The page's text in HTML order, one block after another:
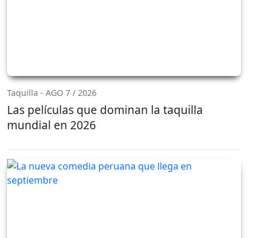
Taquilla - AGO 7 / 2026
Las películas que dominan la taquilla
mundial en 2026